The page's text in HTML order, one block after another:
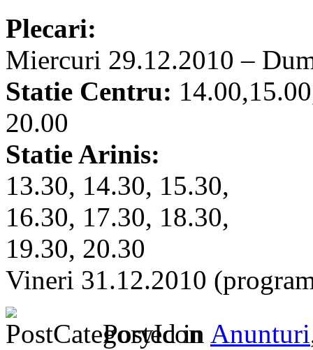
Plecari:
Miercuri 29.12.2010 –
Statie Centru:
20.00
Statie Arinis:
13.30, 14.30, 15.30,
16.30, 17.30, 18.30,
19.30, 20.30
Vineri 31.12.2010
Posted in Anunturi